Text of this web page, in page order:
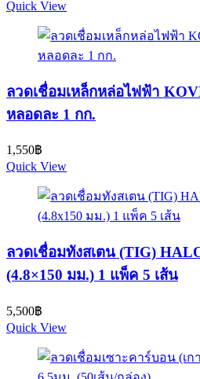
Quick View
ลวดเชื่อมเหล็กหล่อไฟฟ้า
หลอดละ 1 กก.
1,550฿
Quick View
ลวดเชื่อมทังสเตน (TIG)
(4.8×150 มม.) 1 แพ็ค 5 เส้น
5,500฿
Quick View